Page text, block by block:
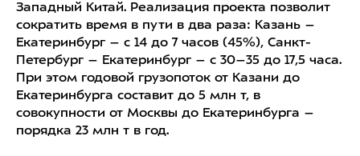
Западный Китай. Реализация проекта позволит
сократить время в пути в два раза: Казань –
Екатеринбург – с 14 до 7 часов (45%), Санкт-
Петербург – Екатеринбург – с 30–35 до 17,5 часа.
При этом годовой грузопоток от Казани до
Екатеринбурга составит до 5 млн т, в
совокупности от Москвы до Екатеринбурга –
порядка 23 млн т в год.